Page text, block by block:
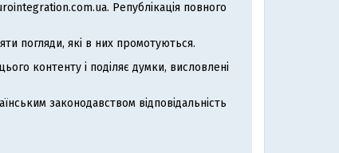
Републікація повного
погляди, які в них промотуються.
контенту і поділяє думки, висловлені
законодавством відповідальність